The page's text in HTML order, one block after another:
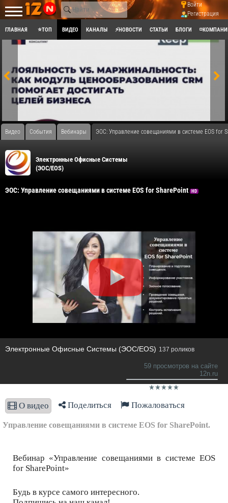
Войти
Регистрация
ГЛАВНАЯ ⭐ТОП ВИДЕО КАНАЛЫ ⚡НОВОСТИ СТАТЬИ БЛОГИ
Видео События Вебинары ЭОС: Управление совещаниями в системе EOS for
Электронные Офисные Системы
(ЭОС/EOS)
ЭОС: Управление совещаниями в системе EOS for SharePoint HD
Электронные Офисные Системы (ЭОС/EOS) 137 роликов
59 просмотров на сайте
12n.ru
О видео Поделиться Пожаловаться
Управление совещаниями в системе EOS for SharePoint.
Вебинар «Управление совещаниями в системе EOS
for SharePoint»
Будь в курсе самого интересного.